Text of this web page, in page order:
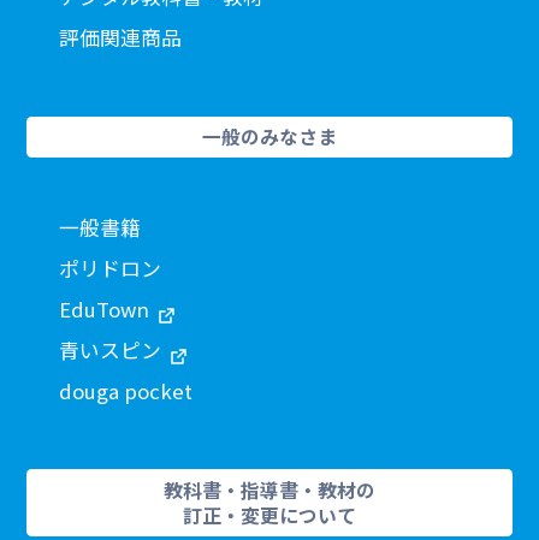
評価関連商品
一般のみなさま
一般書籍
ポリドロン
EduTown
青いスピン
douga pocket
教科書・指導書・教材の
訂正・変更について